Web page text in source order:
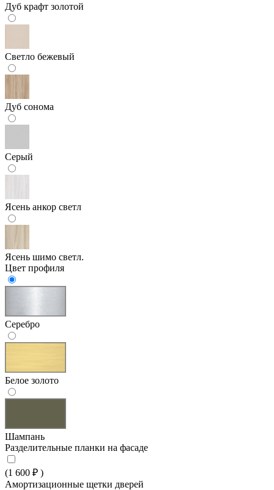
Дуб крафт золотой
Светло бежевый
Дуб сонома
Серый
Ясень анкор светл
Ясень шимо светл.
Цвет профиля
Серебро
Белое золото
Шампань
Разделительные планки на фасаде
(1 600 ₽ )
Амортизационные щетки дверей